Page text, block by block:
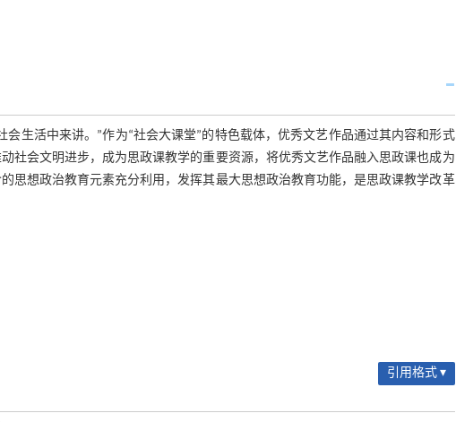
生活中来讲。”作为“社会大课堂”的特色载体，优秀文艺作品通过其内容和形式
社会文明进步，成为思政课教学的重要资源，将优秀文艺作品融入思政课也成为
思想政治教育元素充分利用，发挥其最大思想政治教育功能，是思政课教学改革
引用格式 ▾